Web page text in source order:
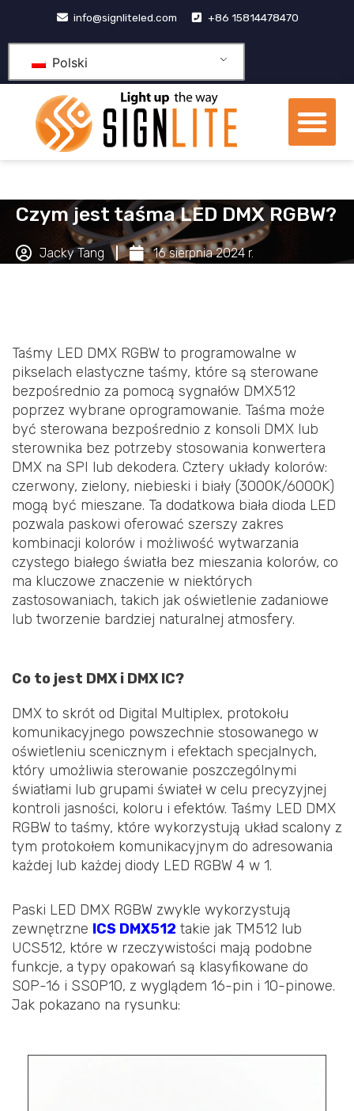
treści
info@signliteled.com +86 15814478470
Polski
Czym jest taśma LED DMX RGBW?
Jacky Tang 16 sierpnia 2024 r.
Taśmy LED DMX RGBW to programowalne w
pikselach elastyczne taśmy, które są sterowane
bezpośrednio za pomocą sygnałów DMX512
poprzez wybrane oprogramowanie. Taśma może
być sterowana bezpośrednio z konsoli DMX lub
sterownika bez potrzeby stosowania konwertera
DMX na SPI lub dekodera. Cztery układy kolorów:
czerwony, zielony, niebieski i biały (3000K/6000K)
mogą być mieszane. Ta dodatkowa biała dioda LED
pozwala paskowi oferować szerszy zakres
kombinacji kolorów i możliwość wytwarzania
czystego białego światła bez mieszania kolorów, co
ma kluczowe znaczenie w niektórych
zastosowaniach, takich jak oświetlenie zadaniowe
lub tworzenie bardziej naturalnej atmosfery.
Co to jest DMX i DMX IC?
DMX to skrót od Digital Multiplex, protokołu
komunikacyjnego powszechnie stosowanego w
oświetleniu scenicznym i efektach specjalnych,
który umożliwia sterowanie poszczególnymi
światłami lub grupami świateł w celu precyzyjnej
kontroli jasności, koloru i efektów. Taśmy LED DMX
RGBW to taśmy, które wykorzystują układ scalony z
tym protokołem komunikacyjnym do adresowania
każdej lub każdej diody LED RGBW 4 w 1.
Paski LED DMX RGBW zwykle wykorzystują
zewnętrzne ICS DMX512 takie jak TM512 lub
UCS512, które w rzeczywistości mają podobne
funkcje, a typy opakowań są klasyfikowane do
SOP-16 i SSOP10, z wyglądem 16-pin i 10-pinowe.
Jak pokazano na rysunku: